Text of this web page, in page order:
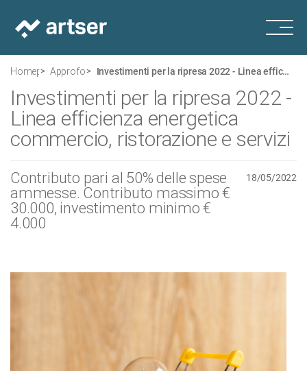
HomepageApprofondimenti Investimenti per la ripresa 2022 - Linea efficienza energetica commercio, ristorazione e servizi
Investimenti per la ripresa 2022 -
Linea efficienza energetica
commercio, ristorazione e servizi
Contributo pari al 50% delle spese
ammesse. Contributo massimo €
30.000, investimento minimo €
4.000
18/05/2022